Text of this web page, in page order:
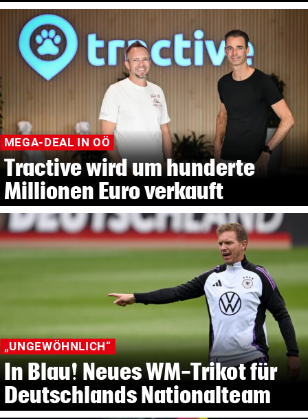
MEGA-DEAL IN OÖ
Tractive wird um hunderte
Millionen Euro verkauft
„UNGEWÖHNLICH“
In Blau! Neues WM-Trikot für
Deutschlands Nationalteam